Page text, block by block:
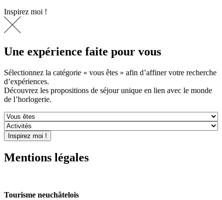
Inspirez moi !
Une expérience faite pour vous
Sélectionnez la catégorie « vous êtes » afin d’affiner votre recherche
d’expériences.
Découvrez les propositions de séjour unique en lien avec le monde
de l’horlogerie.
Mentions légales
Tourisme neuchâtelois